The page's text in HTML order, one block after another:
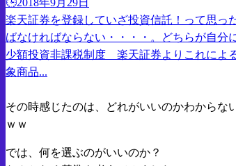
楽天証券を登録していざ投資信託！って思っ
ばなければならない・・・・。どちらが自
少額投資非課税制度 楽天証券よりこれによ
象商品...
その時感じたのは、どれがいいのかわからな
ｗｗ
では、何を選ぶのがいいのか？